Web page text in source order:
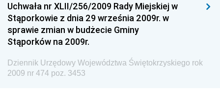
Budownictwa
Dziennik Urzędowy Ministra Gospodarki Morskiej i
Żeglugi Śródlądowej
Dziennik Urzędowy Ministra Energii
Dziennik Urzędowy Ministra Finansów
Uchwała nr XLII/256/2009 Rady Miejskiej w
Stąporkowie z dnia 29 września 2009r. w
sprawie zmian w budżecie Gminy
Stąporków na 2009r.
Dziennik Urzędowy Województwa Świętokrzyskiego rok
2009 nr 474 poz. 3453